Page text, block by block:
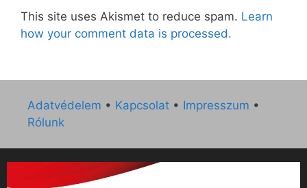
This site uses Akismet to reduce spam. Learn
how your comment data is processed.
Adatvédelem • Kapcsolat • Impresszum •
Rólunk